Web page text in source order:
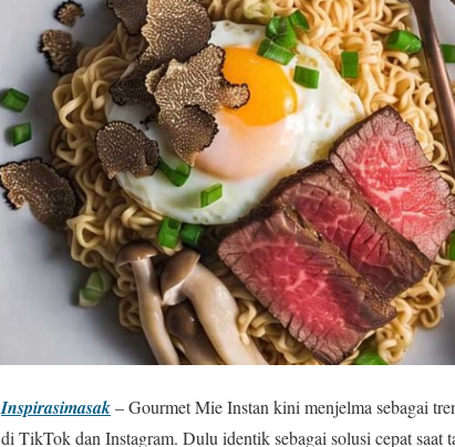
Inspirasimasak– Gourmet Mie Instan kini menjelma sebagai
di TikTok dan Instagram. Dulu identik sebagai solusi cepat saat